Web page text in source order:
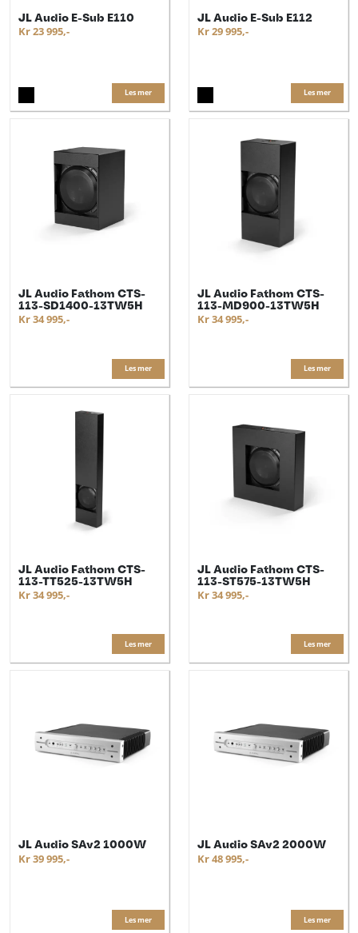
JL Audio E-Sub E110
Kr 23 995,-
Les mer
JL Audio E-Sub E112
Kr 29 995,-
Les mer
JL Audio Fathom CTS-
113-SD1400-13TW5H
Kr 34 995,-
Les mer
JL Audio Fathom CTS-
113-MD900-13TW5H
Kr 34 995,-
Les mer
JL Audio Fathom CTS-
113-TT525-13TW5H
Kr 34 995,-
Les mer
JL Audio Fathom CTS-
113-ST575-13TW5H
Kr 34 995,-
Les mer
JL Audio SAv2 1000W
Kr 39 995,-
Les mer
JL Audio SAv2 2000W
Kr 48 995,-
Les mer